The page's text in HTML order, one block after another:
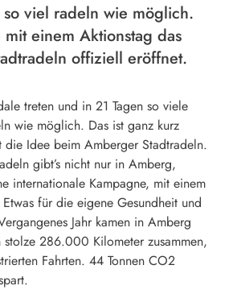
so viel radeln wie möglich.
einem Aktionstag das
offiziell eröffnet.
treten und in 21 Tagen so viele
wie möglich. Das ist ganz kurz
die Idee beim Amberger Stadtradeln.
gibt’s nicht nur in Amberg,
internationale Kampagne, mit einem
für die eigene Gesundheit und
Jahr kamen in Amberg
stolze 286.000 Kilometer zusammen,
Fahrten. 44 Tonnen CO2